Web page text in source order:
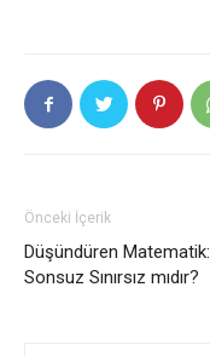
Önceki İçerik
Düşündüren Matematik:
Sonsuz Sınırsız mıdır?